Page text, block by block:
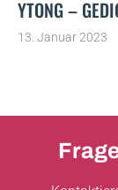
YTONG –
13. Januar 2023